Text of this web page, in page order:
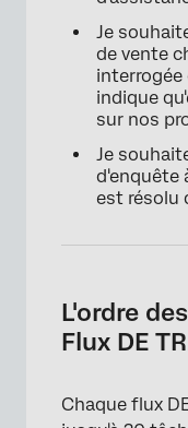
Je
de vente
interrogée
indique
sur nos
Je
d'enquête
est résolu
L'ordre
Flux DE
Chaque flux